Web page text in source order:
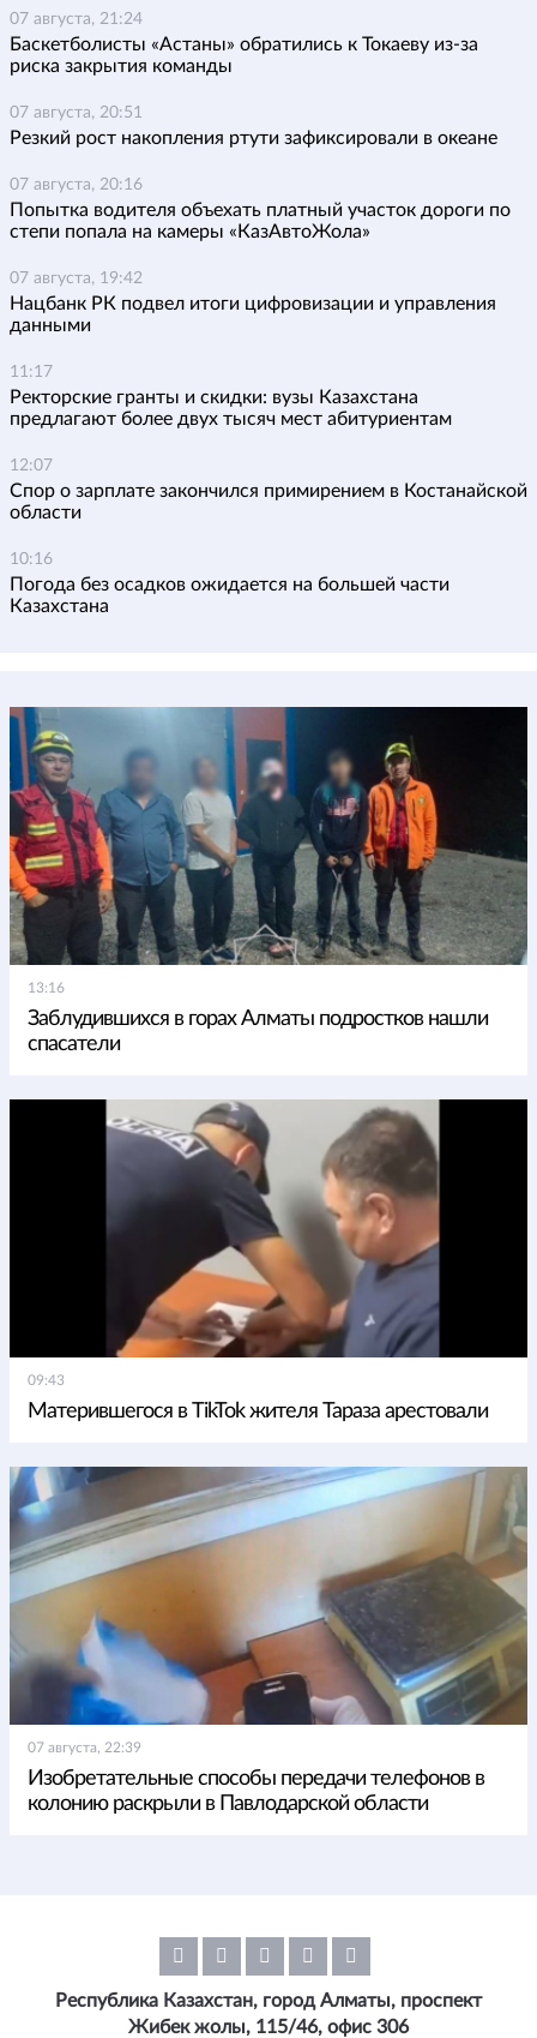
07 августа, 21:24
Баскетболисты «Астаны» обратились к Токаеву из-за
риска закрытия команды
07 августа, 20:51
Резкий рост накопления ртути зафиксировали в океане
07 августа, 20:16
Попытка водителя объехать платный участок дороги по
степи попала на камеры «КазАвтоЖола»
07 августа, 19:42
Нацбанк РК подвел итоги цифровизации и управления
данными
11:17
Ректорские гранты и скидки: вузы Казахстана
предлагают более двух тысяч мест абитуриентам
12:07
Спор о зарплате закончился примирением в Костанайской
области
10:16
Погода без осадков ожидается на большей части
Казахстана
13:16
Заблудившихся в горах Алматы подростков нашли
спасатели
09:43
Матерившегося в TikTok жителя Тараза арестовали
07 августа, 22:39
Изобретательные способы передачи телефонов в
колонию раскрыли в Павлодарской области
Республика Казахстан, город Алматы, проспект
Жибек жолы, 115/46, офис 306